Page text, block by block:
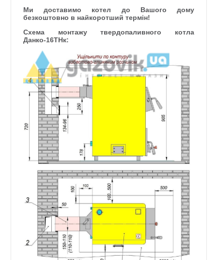
Ми доставимо котел до Вашого дому
безкоштовно в найкоротший термін!
Схема монтажу твердопаливного котла
Данко-16ТНк: